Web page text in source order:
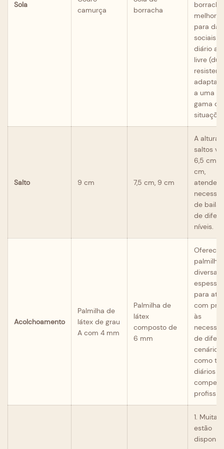
Sola
camurça
borracha
melhor
para
sociais e
diário ao
livre
a uma
gama de
Salto 9 cm 7,5 cm, 9 cm
A altura
saltos
6,5 cm a
cm,
de
de
níveis.
Acolchoamento
Palmilha de
látex de grau
A com 4 mm
Palmilha de
látex
composto de
6 mm
diversas
para
com
às
de
cenários,
como
diários e
1. Muitas
estão